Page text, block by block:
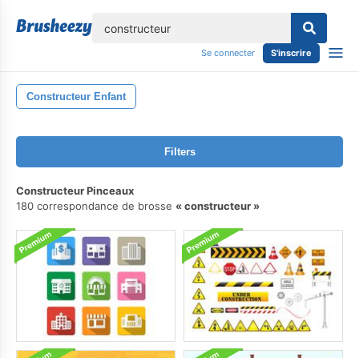
Se connecter S'inscrire
Constructeur Enfant
Filters
Constructeur Pinceaux
180 correspondance de brosse
constructeur